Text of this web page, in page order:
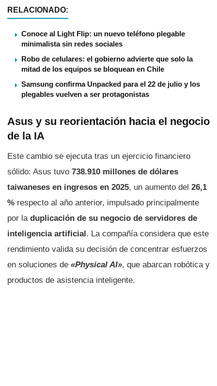
RELACIONADO:
Conoce al Light Flip: un nuevo teléfono plegable
minimalista sin redes sociales
Robo de celulares: el gobierno advierte que solo la
mitad de los equipos se bloquean en Chile
Samsung confirma Unpacked para el 22 de julio y los
plegables vuelven a ser protagonistas
Asus y su reorientación hacia el negocio
de la IA
Este cambio se ejecuta tras un ejercicio financiero
sólido: Asus tuvo 738.910 millones de dólares
taiwaneses en ingresos en 2025, un aumento del 26,1
% respecto al año anterior, impulsado principalmente
por la duplicación de su negocio de servidores de
inteligencia artificial. La compañía considera que este
rendimiento valida su decisión de concentrar esfuerzos
en soluciones de «Physical AI», que abarcan robótica y
productos de asistencia inteligente.